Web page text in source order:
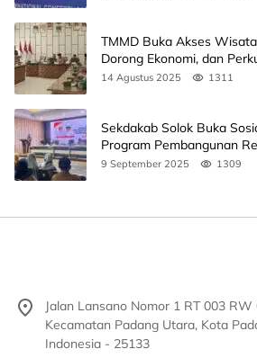
TMMD Buka Akses
Dorong Ekonomi, dan
14 Agustus 2025 1311
Sekdakab Solok Buka
Program Pembangunan
Pendidikan
9 September 2025 1309
Jalan Lansano Nomor 1 RT 003
Kecamatan Padang Utara, Kota
Indonesia - 25133